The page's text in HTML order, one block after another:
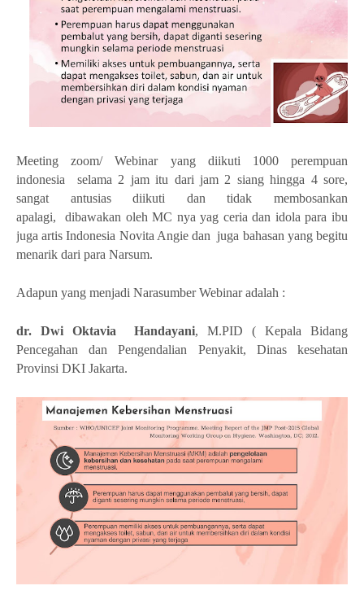
Meeting zoom/ Webinar yang diikuti 1000 perempuan
indonesia
selama 2 jam itu dari jam 2 siang hingga 4 sore,
sangat antusias diikuti dan tidak membosankan
apalagi,
dibawakan oleh MC nya yag ceria dan idola para ibu
juga artis Indonesia Novita Angie dan juga bahasan yang begitu
menarik dari para Narsum.
Adapun yang menjadi Narasumber Webinar adalah :
dr. Dwi Oktavia Handayani, M.PID ( Kepala Bidang
Pencegahan dan Pengendalian Penyakit, Dinas kesehatan
Provinsi DKI Jakarta.